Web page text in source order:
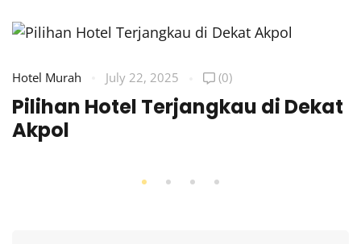
Hotel Murah July 22, 2025 (0)
Pilihan Hotel Terjangkau di Dekat
Akpol